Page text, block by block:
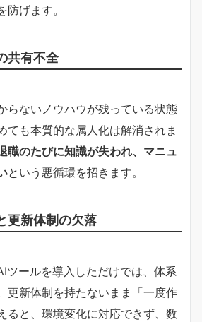
防げます。
共有不全
らないノウハウが残っている状態
ても本質的な属人化は解消されま
職のたびに知識が失われ、マニュ
という悪循環を招きます。
更新体制の欠落
ツールを導入しただけでは、体系
更新体制を持たないまま「一度作
ると、環境変化に対応できず、数